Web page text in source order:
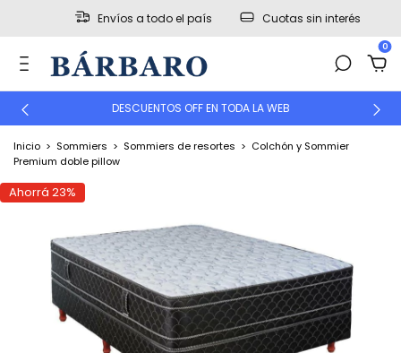
Envíos a todo el país Cuotas sin interés
0
DESCUENTOS OFF EN TODA LA WEB
Inicio > Sommiers > Sommiers de resortes > Colchón y Sommier
Premium doble pillow
Ahorrá 23%